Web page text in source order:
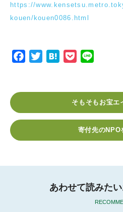
https://
kouen/kouen0086.html
o
e
a
t
そもそもお宝エ
寄付先のNPO
あわせて読みた